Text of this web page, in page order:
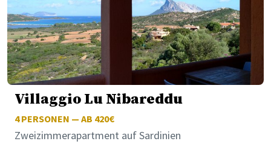
Villaggio Lu Nibareddu
4PERSONEN — AB 420€
Zweizimmerapartment auf Sardinien